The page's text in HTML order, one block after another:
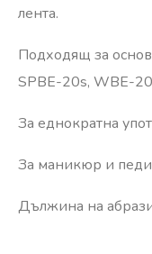
лента.
Подходящ за
SPBE-20s, WBE-
За еднократна
За маникюр и
Дължина на